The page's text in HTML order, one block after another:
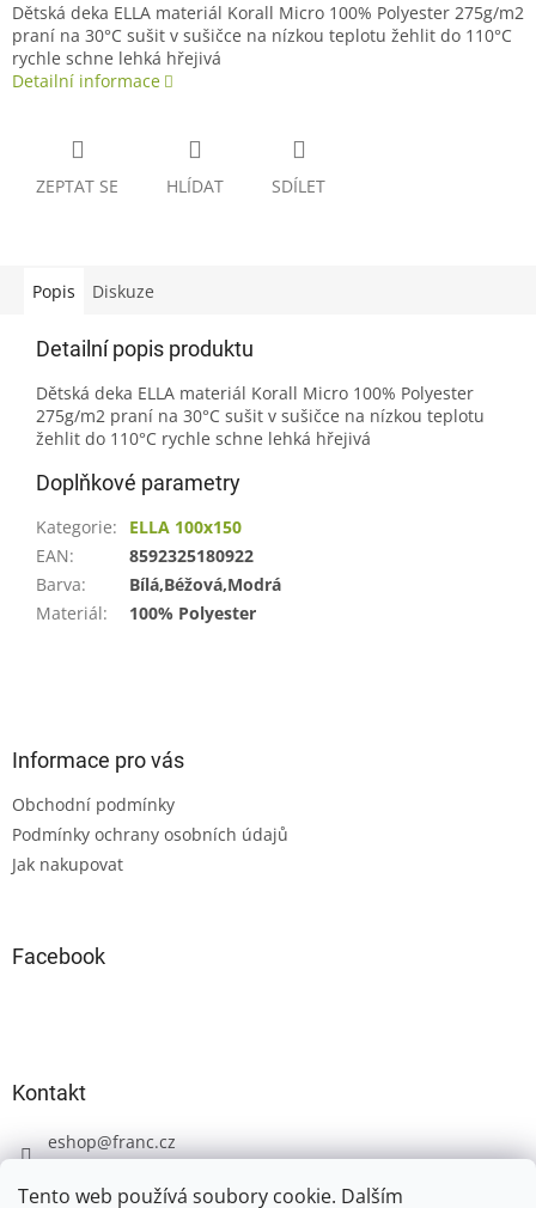
Tento web používá soubory cookie. Dalším
Dětská deka ELLA materiál Korall Micro 100% Polyester 275g/m2
praní na 30°C sušit v sušičce na nízkou teplotu žehlit do 110°C
rychle schne lehká hřejivá
Detailní informace
ZEPTAT SE HLÍDAT SDÍLET
Popis Diskuze
Detailní popis produktu
Dětská deka ELLA materiál Korall Micro 100% Polyester
275g/m2 praní na 30°C sušit v sušičce na nízkou teplotu
žehlit do 110°C rychle schne lehká hřejivá
Doplňkové parametry
Kategorie:
ELLA 100x150
EAN:
8592325180922
Barva:
Bílá,Béžová,Modrá
Materiál: 100% Polyester
Informace pro vás
Obchodní podmínky
Podmínky ochrany osobních údajů
Jak nakupovat
Facebook
Kontakt
eshop@franc.cz